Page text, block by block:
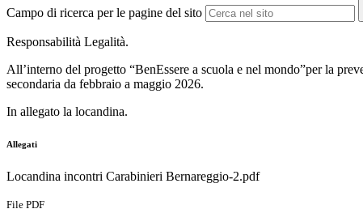
Campo di ricerca per le pagine del sito
Responsabilità Legalità.
All’interno del progetto “BenEssere a scuola e nel mondo”per la
secondaria da febbraio a maggio 2026.
In allegato la locandina.
Allegati
Locandina incontri Carabinieri Bernareggio-2.pdf
File PDF